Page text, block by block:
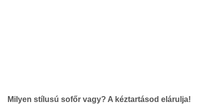
Milyen stílusú sofőr vagy? A kéztartásod elárulja!